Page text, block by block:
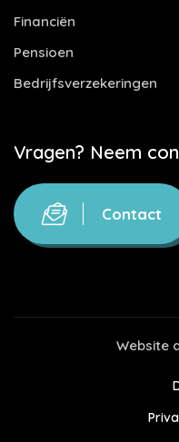
Financiën
Pensioen
Bedrijfsverzekeringen
Vragen? Neem
Contact
Website